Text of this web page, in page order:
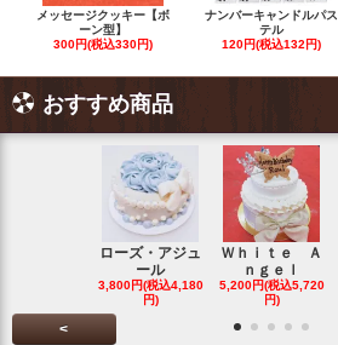
メッセージクッキー【ボ
ーン型】
300円(税込330円)
ナンバーキャンドルパス
テル
120円(税込132円)
おすすめ商品
ローズ・アジュ
ール
3,800円(税込4,180
円)
Ｗｈｉｔｅ Ａ
ｎｇｅｌ
5,200円(税込5,720
円)
<